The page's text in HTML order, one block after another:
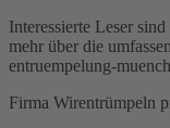
Interessierte Leser
mehr über die
entruempelung-
Firma Wirentrümpeln